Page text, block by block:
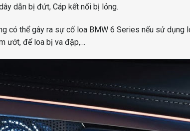
dẫn bị đứt, Cáp kết nối bị lỏng.
có thể gây ra sự cố loa BMW 6 Series nếu sử dụng
ướt, để loa bị va đập,…